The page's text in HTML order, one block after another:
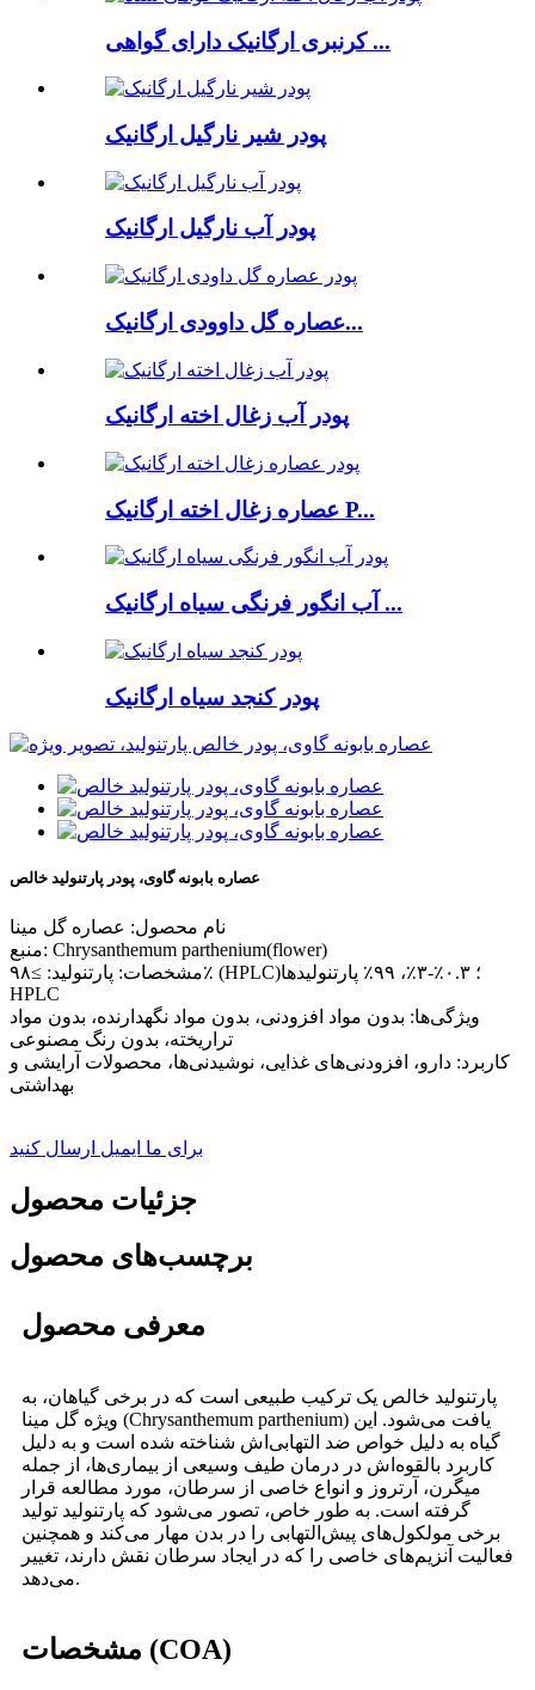
کرنبری ارگانیک دارای گواهی ...
پودر شیر نارگیل ارگانیک
پودر آب نارگیل ارگانیک
عصاره گل داوودی ارگانیک...
پودر آب زغال اخته ارگانیک
عصاره زغال اخته ارگانیک P...
آب انگور فرنگی سیاه ارگانیک ...
پودر کنجد سیاه ارگانیک
عصاره بابونه گاوی، پودر پارتنولید خالص
نام محصول: عصاره گل مینا
منبع: Chrysanthemum parthenium(flower)
مشخصات: پارتنولید: ≥۹۸٪ (HPLC)؛ ۰.۳٪-۳٪، ۹۹٪ پارتنولیدها
HPLC
ویژگی‌ها: بدون مواد افزودنی، بدون مواد نگهدارنده، بدون مواد
تراریخته، بدون رنگ مصنوعی
کاربرد: دارو، افزودنی‌های غذایی، نوشیدنی‌ها، محصولات آرایشی و
بهداشتی
برای ما ایمیل ارسال کنید
جزئیات محصول
برچسب‌های محصول
معرفی محصول
پارتنولید خالص یک ترکیب طبیعی است که در برخی گیاهان، به
ویژه گل مینا (Chrysanthemum parthenium) یافت می‌شود. این
گیاه به دلیل خواص ضد التهابی‌اش شناخته شده است و به دلیل
کاربرد بالقوه‌اش در درمان طیف وسیعی از بیماری‌ها، از جمله
میگرن، آرتروز و انواع خاصی از سرطان، مورد مطالعه قرار
گرفته است. به طور خاص، تصور می‌شود که پارتنولید تولید
برخی مولکول‌های پیش‌التهابی را در بدن مهار می‌کند و همچنین
فعالیت آنزیم‌های خاصی را که در ایجاد سرطان نقش دارند، تغییر
می‌دهد.
مشخصات (COA)